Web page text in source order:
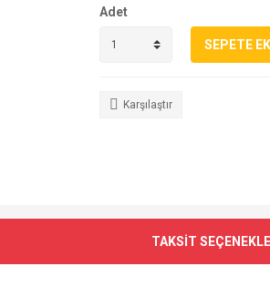
Adet
SEPETE
Karşılaştır
TAKSİT